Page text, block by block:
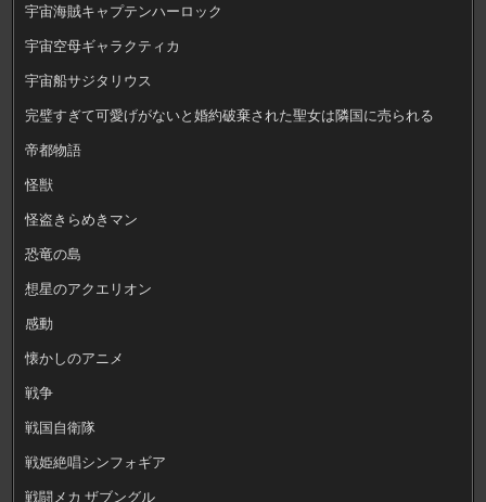
宇宙海賊キャプテンハーロック
宇宙空母ギャラクティカ
宇宙船サジタリウス
完璧すぎて可愛げがないと婚約破棄された聖女は隣国に売られる
帝都物語
怪獣
怪盗きらめきマン
恐竜の島
想星のアクエリオン
感動
懐かしのアニメ
戦争
戦国自衛隊
戦姫絶唱シンフォギア
戦闘メカ ザブングル